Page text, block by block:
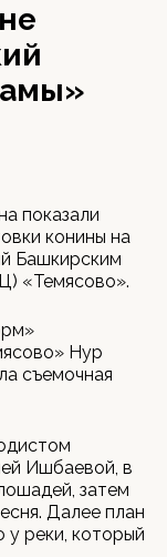
показали
конины на
Башкирским
«Темясово».
Нур
съемочная
Ишбаевой, в
затем
Далее план
реки, который